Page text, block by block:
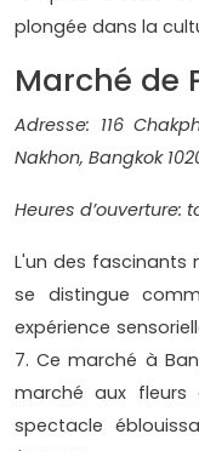
plongée dans la
Marché de
Adresse: 116
Nakhon, Bangkok
Heures d’ouverture:
L'un des fascinants
se distingue
expérience
7. Ce marché à
marché aux
spectacle